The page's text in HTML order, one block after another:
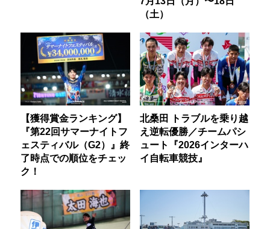
（土）
【獲得賞金ランキング】
『第22回サマーナイトフ
ェスティバル（G2）』終
了時点での順位をチェッ
ク！
北桑田 トラブルを乗り越
え逆転優勝／チームパシ
ュート『2026インターハ
イ自転車競技』